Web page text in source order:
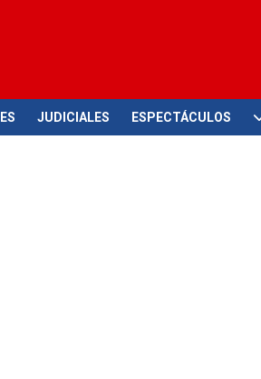
JUDICIALES ESPECTÁCULOS